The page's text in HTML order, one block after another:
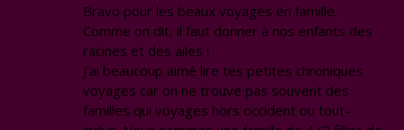
Bravo pour les beaux voyages en famille.
Comme on dit, il faut donner à nos enfants des
racines et des ailes !
J’ai beaucoup aimé lire tes petites chroniques
voyages car on ne trouve pas souvent des
familles qui voyages hors occident ou tout-